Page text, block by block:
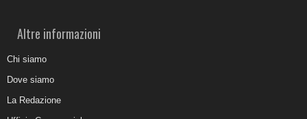
Altre informazioni
Chi siamo
Dove siamo
La Redazione